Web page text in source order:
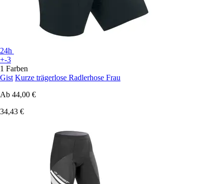
24h
+-3
1 Farben
Gist Kurze trägerlose Radlerhose Frau
Ab 44,00 €
34,43 €